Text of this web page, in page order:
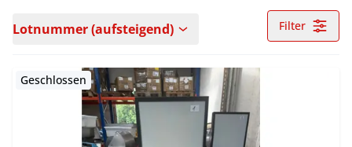
Lotnummer (aufsteigend) Filter
Geschlossen